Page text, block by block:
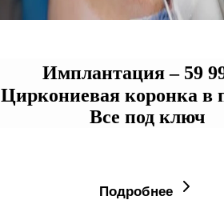
Имплантация – 59
Циркониевая коронка в
Все под ключ
Подробнее